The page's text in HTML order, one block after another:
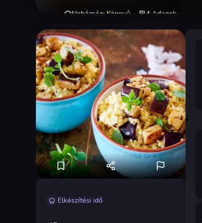
Nehézség: Könnyű 4 Adagok
Elkészítési idő